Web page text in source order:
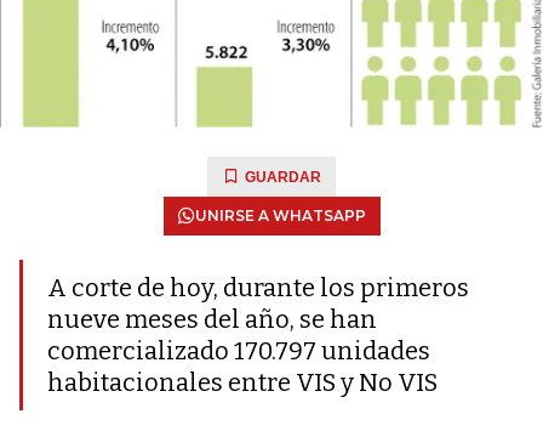
GUARDAR
UNIRSE A WHATSAPP
A corte de hoy, durante los primeros
nueve meses del año, se han
comercializado 170.797 unidades
habitacionales entre VIS y No VIS